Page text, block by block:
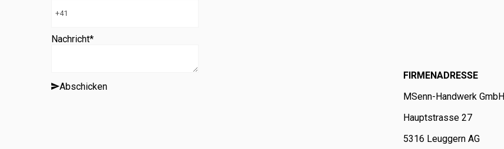
Nachricht*
Abschicken
FIRMENADRESSE
MSenn-Handwerk GmbH
Hauptstrasse 27
5316 Leuggern AG